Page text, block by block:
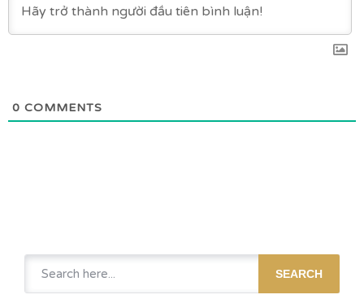
0 COMMENTS
SEARCH